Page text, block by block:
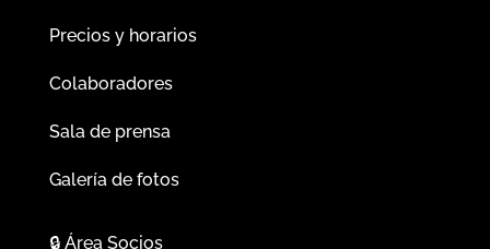
Precios y horarios
Colaboradores
Sala de prensa
Galería de fotos
🔒Área Socios